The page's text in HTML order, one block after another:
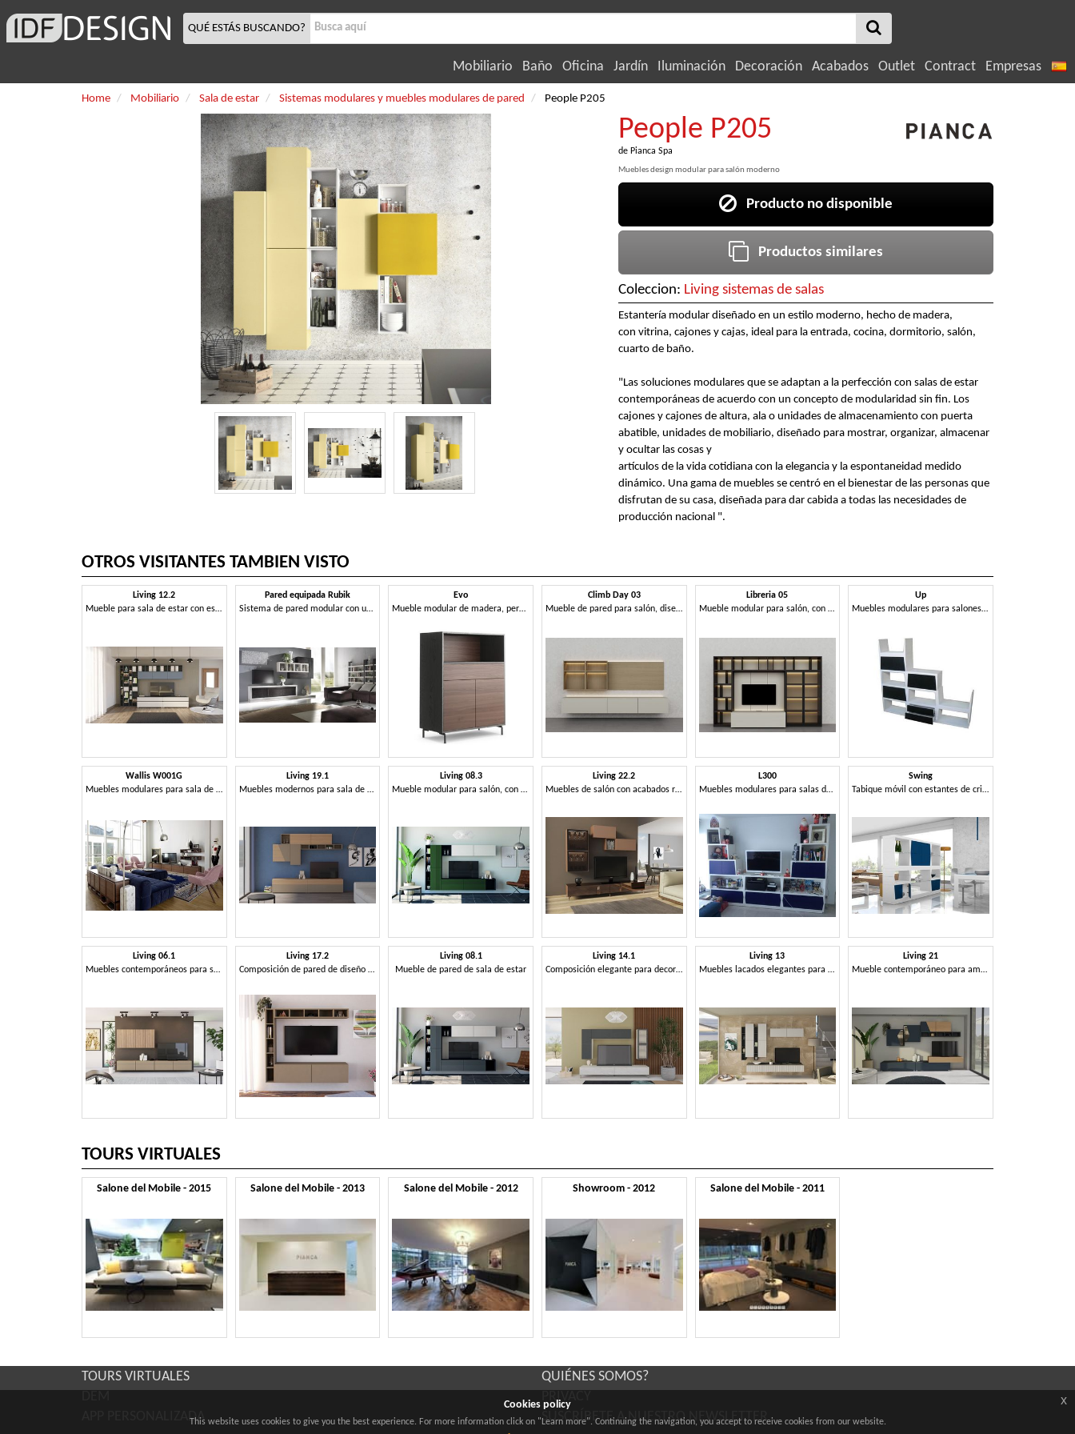
QUÉ ESTÁS BUSCANDO?
Mobiliario Baño Oficina Jardín Iluminación Decoración Acabados Outlet Contract Empresas
Home Mobiliario Sala de estar Sistemas modulares y muebles modulares de pared People P205
People P205
de Pianca Spa
Muebles design modular para salón moderno
Producto no disponible
Productos similares
Coleccion: Living sistemas de salas
Estantería modular diseñado en un estilo moderno, hecho de madera,
con vitrina, cajones y cajas, ideal para la entrada, cocina, dormitorio, salón,
cuarto de baño.
"Las soluciones modulares que se adaptan a la perfección con salas de estar
contemporáneas de acuerdo con un concepto de modularidad sin fin. Los
cajones y cajones de altura, ala o unidades de almacenamiento con puerta
abatible, unidades de mobiliario, diseñado para mostrar, organizar, almacenar
y ocultar las cosas y
artículos de la vida cotidiana con la elegancia y la espontaneidad medido
dinámico. Una gama de muebles se centró en el bienestar de las personas que
disfrutan de su casa, diseñada para dar cabida a todas las necesidades de
producción nacional ".
OTROS VISITANTES TAMBIEN VISTO
Living 12.2
Mueble para sala de estar con estantería y soporte de televisión
Pared equipada Rubik
Sistema de pared modular con unidades de pared
Evo
Mueble modular de madera, personalizable.
Climb Day 03
Mueble de pared para salón, diseño contemporáneo.
Libreria 05
Mueble modular para salón, con luces LED.
Up
Muebles modulares para salones modernos
Wallis W001G
Muebles modulares para sala de estar
Living 19.1
Muebles modernos para sala de estar.
Living 08.3
Mueble modular para salón, con elementos lacados.
Living 22.2
Muebles de salón con acabados refinados.
L300
Muebles modulares para salas de estar
Swing
Tabique móvil con estantes de cristal y puertas
Living 06.1
Muebles contemporáneos para salón, modulares.
Living 17.2
Composición de pared de diseño compacto, para el salón
Living 08.1
Mueble de pared de sala de estar
Living 14.1
Composición elegante para decorar el salón.
Living 13
Muebles lacados elegantes para salón.
Living 21
Mueble contemporáneo para amueblar la sala de estar.
TOURS VIRTUALES
Salone del Mobile - 2015 Salone del Mobile - 2013 Salone del Mobile - 2012 Showroom - 2012 Salone del Mobile - 2011
TOURS VIRTUALES
APP PERSONALIZADA
QUIÉNES SOMOS?
PRIVACY
SUSCRÍBETE A NUESTRO NEWSLETTER
Cookies policy
This website uses cookies to give you the best experience. For more information click on "Learn more". Continuing the navigation, you accept to receive cookies from our website.
x